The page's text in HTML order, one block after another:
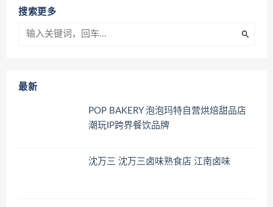
搜索更多
最新
POP BAKERY 泡泡玛特自营烘焙甜品店
潮玩IP跨界餐饮品牌
沈万三 沈万三卤味熟食店 江南卤味